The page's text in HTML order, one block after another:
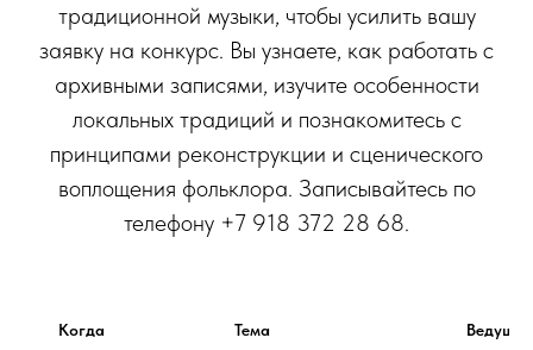
традиционной музыки, чтобы усилить вашу
заявку на конкурс. Вы узнаете, как работать с
архивными записями, изучите особенности
локальных традиций и познакомитесь с
принципами реконструкции и сценического
воплощения фольклора. Записывайтесь по
телефону +7 918 372 28 68.
Когда Тема Ведущие